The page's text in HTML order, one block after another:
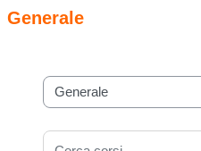
Generale
Categorie di corso
Cerca corsi